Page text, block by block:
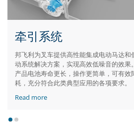
牵引系统
邦飞利为叉车提供高性能集成电动马达和
动系统解决方案，实现高效低噪音的效果
产品电池寿命更长，操作更简单，可有效
耗，充分符合此类典型应用的各项要求。
Read more
12